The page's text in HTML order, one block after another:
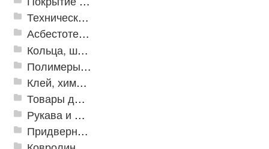
Техническая резина
Асбестотехнические и теплоизоляционные материалы
Кольца, шайбы, манжеты
Полимеры и пластики
Клей, химия, сопутствующие товары
Товары для дома
Рукава и шланги промышленные
Придверные решетки